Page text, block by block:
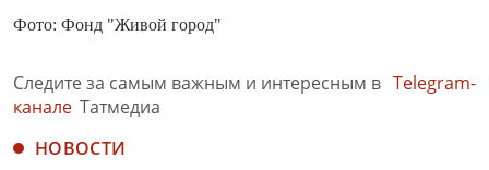
Фото: Фонд "Живой город"
Следите за самым важным и интересным в Telegram-
канале Татмедиа
НОВОСТИ